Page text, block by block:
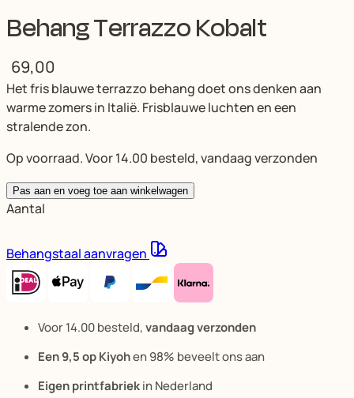
Behang Terrazzo Kobalt
69,00
Het fris blauwe terrazzo behang doet ons denken aan
warme zomers in Italië. Frisblauwe luchten en een
stralende zon.
Op voorraad. Voor 14.00 besteld, vandaag verzonden
Pas aan en voeg toe aan winkelwagen
Aantal
Behangstaal aanvragen
Voor 14.00 besteld,vandaag verzonden
Een 9,5 op Kiyohen 98% beveelt ons aan
Eigen printfabriekin Nederland